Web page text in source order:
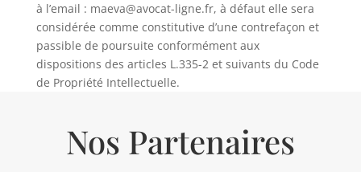
à l’email : maeva@avocat-ligne.fr, à défaut elle sera
considérée comme constitutive d’une contrefaçon et
passible de poursuite conformément aux
dispositions des articles L.335-2 et suivants du Code
de Propriété Intellectuelle.
Nos Partenaires